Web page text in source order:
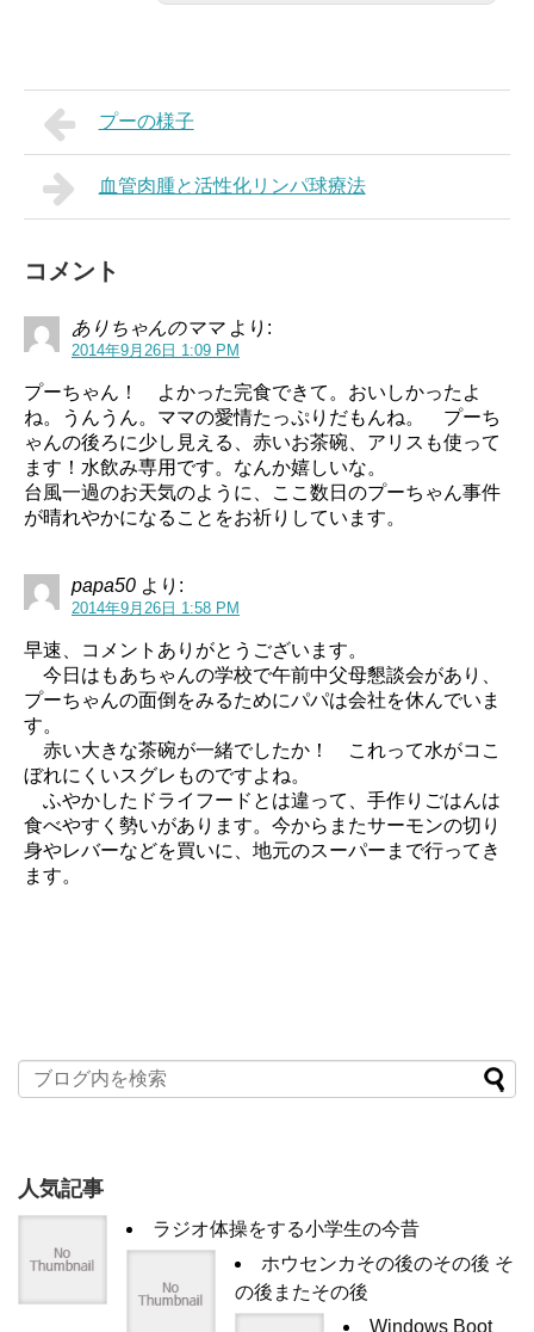
プーの様子
血管肉腫と活性化リンパ球療法
コメント
ありちゃんのママ より:
2014年9月26日 1:09 PM
プーちゃん！ よかった完食できて。おいしかったよ
ね。うんうん。ママの愛情たっぷりだもんね。 プーち
ゃんの後ろに少し見える、赤いお茶碗、アリスも使って
ます！水飲み専用です。なんか嬉しいな。
台風一過のお天気のように、ここ数日のプーちゃん事件
が晴れやかになることをお祈りしています。
papa50 より:
2014年9月26日 1:58 PM
早速、コメントありがとうございます。
今日はもあちゃんの学校で午前中父母懇談会があり、
プーちゃんの面倒をみるためにパパは会社を休んでいま
す。
赤い大きな茶碗が一緒でしたか！ これって水がコこ
ぼれにくいスグレものですよね。
ふやかしたドライフードとは違って、手作りごはんは
食べやすく勢いがあります。今からまたサーモンの切り
身やレバーなどを買いに、地元のスーパーまで行ってき
ます。
人気記事
ラジオ体操をする小学生の今昔
ホウセンカその後のその後 そ
の後またその後
Windows Boot